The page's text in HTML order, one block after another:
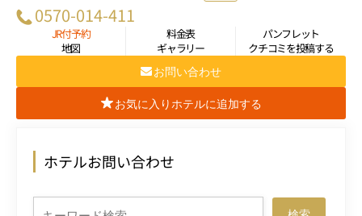
0570-014-411
JR付予約 料金表
パンフレット
地図
ギャラリー クチコミを投稿する
お問い合わせ
お気に入りホテルに追加する
ホテルお問い合わせ